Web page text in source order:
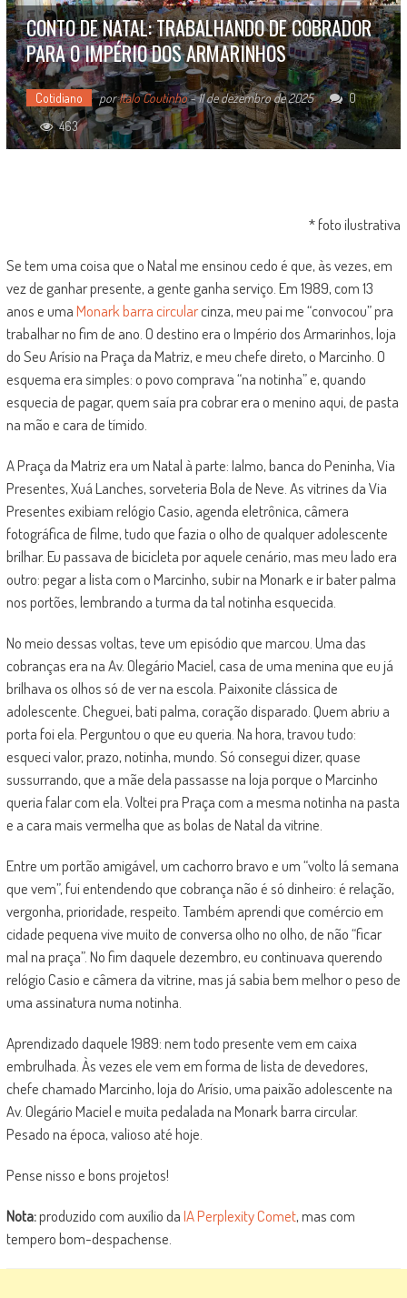
CONTO DE NATAL: TRABALHANDO DE COBRADOR
PARA O IMPÉRIO DOS ARMARINHOS
Cotidiano porItalo Coutinho-11 de dezembro de 2025
0
463
* foto ilustrativa
Se tem uma coisa que o Natal me ensinou cedo é que, às vezes, em
vez de ganhar presente, a gente ganha serviço. Em 1989, com 13
anos e umaMonark barra circularcinza, meu pai me “convocou” pra
trabalhar no fim de ano. O destino era o Império dos Armarinhos, loja
do Seu Arísio na Praça da Matriz, e meu chefe direto, o Marcinho. O
esquema era simples: o povo comprava “na notinha” e, quando
esquecia de pagar, quem saía pra cobrar era o menino aqui, de pasta
na mão e cara de tímido.​
A Praça da Matriz era um Natal à parte: Ialmo, banca do Peninha, Via
Presentes, Xuá Lanches, sorveteria Bola de Neve. As vitrines da Via
Presentes exibiam relógio Casio, agenda eletrônica, câmera
fotográfica de filme, tudo que fazia o olho de qualquer adolescente
brilhar. Eu passava de bicicleta por aquele cenário, mas meu lado era
outro: pegar a lista com o Marcinho, subir na Monark e ir bater palma
nos portões, lembrando a turma da tal notinha esquecida.​
No meio dessas voltas, teve um episódio que marcou. Uma das
cobranças era na Av. Olegário Maciel, casa de uma menina que eu já
brilhava os olhos só de ver na escola. Paixonite clássica de
adolescente. Cheguei, bati palma, coração disparado. Quem abriu a
porta foi ela. Perguntou o que eu queria. Na hora, travou tudo:
esqueci valor, prazo, notinha, mundo. Só consegui dizer, quase
sussurrando, que a mãe dela passasse na loja porque o Marcinho
queria falar com ela. Voltei pra Praça com a mesma notinha na pasta
e a cara mais vermelha que as bolas de Natal da vitrine.
Entre um portão amigável, um cachorro bravo e um “volto lá semana
que vem”, fui entendendo que cobrança não é só dinheiro: é relação,
vergonha, prioridade, respeito. Também aprendi que comércio em
cidade pequena vive muito de conversa olho no olho, de não “ficar
mal na praça”. No fim daquele dezembro, eu continuava querendo
relógio Casio e câmera da vitrine, mas já sabia bem melhor o peso de
uma assinatura numa notinha.
Aprendizado daquele 1989: nem todo presente vem em caixa
embrulhada. Às vezes ele vem em forma de lista de devedores,
chefe chamado Marcinho, loja do Arísio, uma paixão adolescente na
Av. Olegário Maciel e muita pedalada na Monark barra circular.
Pesado na época, valioso até hoje.
Pense nisso e bons projetos!
Nota:produzido com auxílio daIA Perplexity Comet, mas com
tempero bom-despachense.